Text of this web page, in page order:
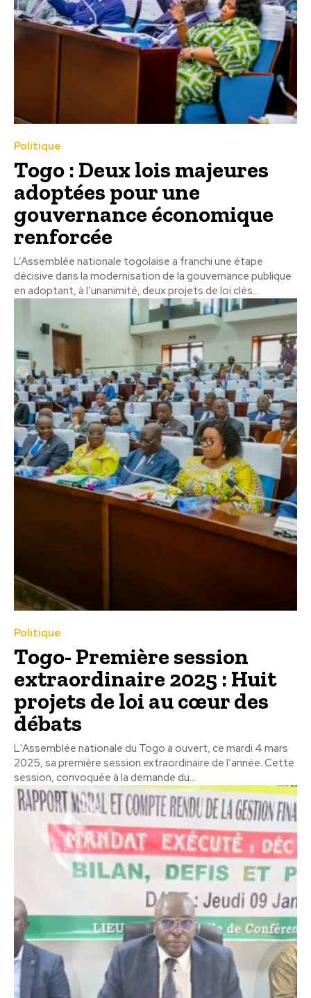
Politique
Togo : Deux lois majeures
adoptées pour une
gouvernance économique
renforcée
L’Assemblée nationale togolaise a franchi une étape
décisive dans la modernisation de la gouvernance publique
en adoptant, à l’unanimité, deux projets de loi clés...
Politique
Togo- Première session
extraordinaire 2025 : Huit
projets de loi au cœur des
débats
L'Assemblée nationale du Togo a ouvert, ce mardi 4 mars
2025, sa première session extraordinaire de l’année. Cette
session, convoquée à la demande du...